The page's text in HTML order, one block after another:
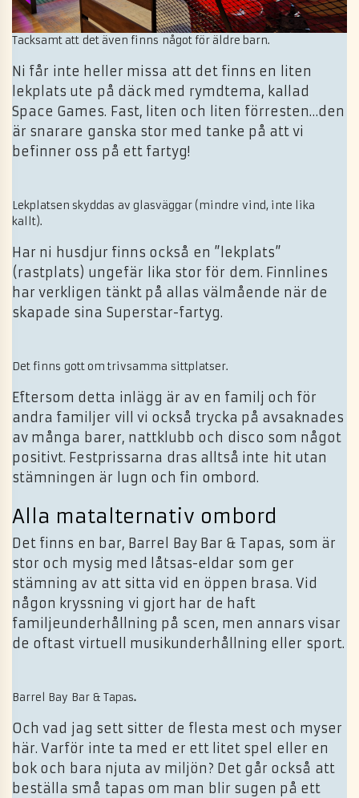
Tacksamt att det även finns något för äldre barn.
Ni får inte heller missa att det finns en liten
lekplats ute på däck med rymdtema, kallad
Space Games. Fast, liten och liten förresten…den
är snarare ganska stor med tanke på att vi
befinner oss på ett fartyg!
Lekplatsen skyddas av glasväggar (mindre vind, inte lika
kallt).
Har ni husdjur finns också en ”lekplats”
(rastplats) ungefär lika stor för dem. Finnlines
har verkligen tänkt på allas välmående när de
skapade sina Superstar-fartyg.
Det finns gott om trivsamma sittplatser.
Eftersom detta inlägg är av en familj och för
andra familjer vill vi också trycka på avsaknades
av många barer, nattklubb och disco som något
positivt. Festprissarna dras alltså inte hit utan
stämningen är lugn och fin ombord.
Alla matalternativ ombord
Det finns en bar, Barrel Bay Bar & Tapas, som är
stor och mysig med låtsas-eldar som ger
stämning av att sitta vid en öppen brasa. Vid
någon kryssning vi gjort har de haft
familjeunderhållning på scen, men annars visar
de oftast virtuell musikunderhållning eller sport.
Barrel Bay Bar & Tapas.
Och vad jag sett sitter de flesta mest och myser
här. Varför inte ta med er ett litet spel eller en
bok och bara njuta av miljön? Det går också att
beställa små tapas om man blir sugen på ett